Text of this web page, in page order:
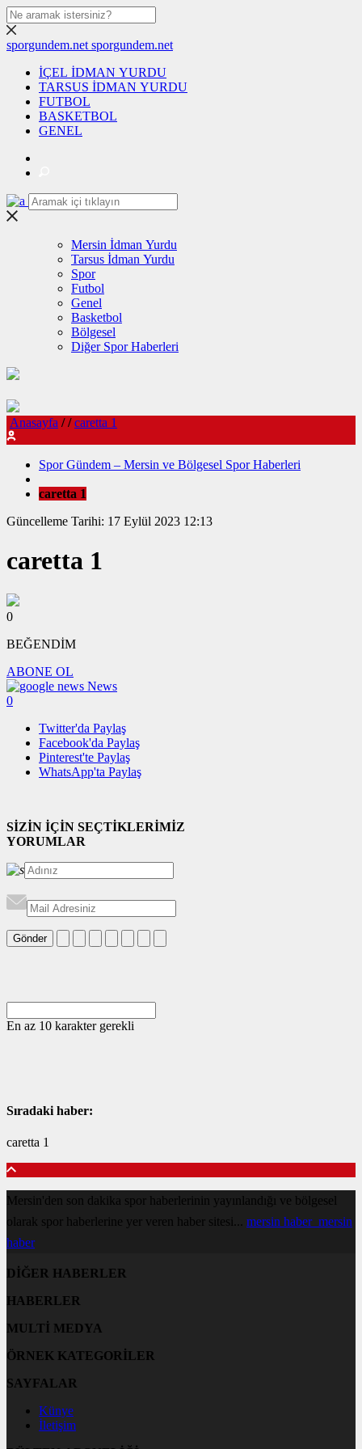
sporgundem.net sporgundem.net
İÇEL İDMAN YURDU
TARSUS İDMAN YURDU
FUTBOL
BASKETBOL
GENEL
Mersin İdman Yurdu
Tarsus İdman Yurdu
Spor
Futbol
Genel
Basketbol
Bölgesel
Diğer Spor Haberleri
Anasayfa / / caretta 1
Spor Gündem – Mersin ve Bölgesel Spor Haberleri
caretta 1
Güncelleme Tarihi: 17 Eylül 2023 12:13
caretta 1
0
BEĞENDİM
ABONE OL
News
0
Twitter'da Paylaş
Facebook'da Paylaş
Pinterest'te Paylaş
WhatsApp'ta Paylaş
SİZİN İÇİN SEÇTİKLERİMİZ
YORUMLAR
Gönder
En az 10 karakter gerekli
Sıradaki haber:
caretta 1
Mersin'den son dakika spor haberlerinin yayınlandığı ve bölgesel
olarak spor haberlerine yer veren haber sitesi... mersin haber mersin
haber
DİĞER HABERLER
HABERLER
MULTİ MEDYA
ÖRNEK KATEGORİLER
SAYFALAR
Künye
İletişim